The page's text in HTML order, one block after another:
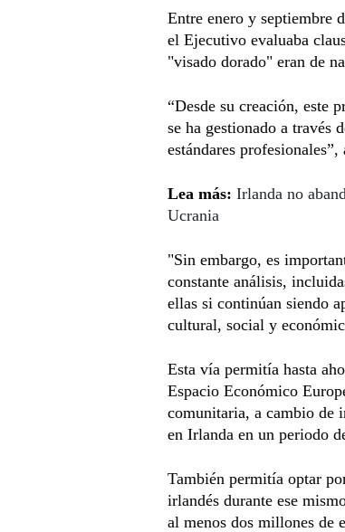
Entre enero y septiembre
el Ejecutivo evaluaba
"visado dorado" eran de
“Desde su creación, este
se ha gestionado a través
estándares
Lea más: Irlanda no
Ucrania
"Sin embargo, es
constante análisis,
ellas si continúan siendo
cultural, social y
Esta vía permitía hasta
Espacio Económico
comunitaria, a cambio de
en Irlanda en un periodo
También permitía optar
irlandés durante ese
al menos dos millones de